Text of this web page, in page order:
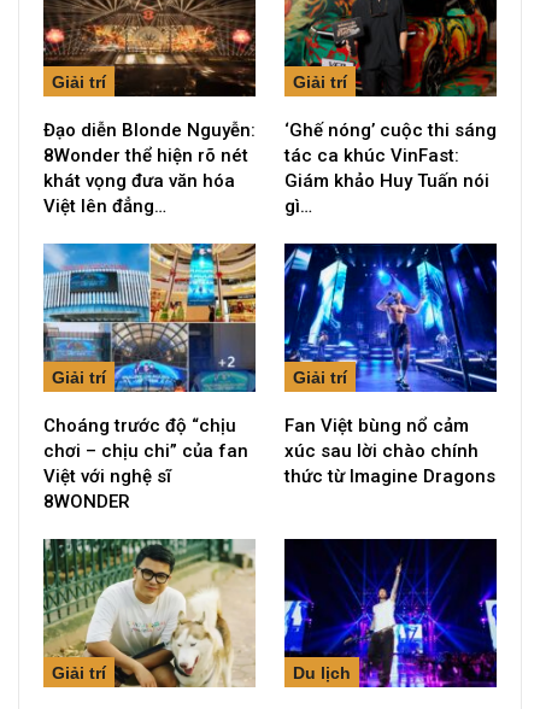
Giải trí
Đạo diễn Blonde Nguyễn:
8Wonder thể hiện rõ nét
khát vọng đưa văn hóa
Việt lên đẳng…
Giải trí
‘Ghế nóng’ cuộc thi sáng
tác ca khúc VinFast:
Giám khảo Huy Tuấn nói
gì…
Giải trí
Choáng trước độ “chịu
chơi – chịu chi” của fan
Việt với nghệ sĩ
8WONDER
Giải trí
Fan Việt bùng nổ cảm
xúc sau lời chào chính
thức từ Imagine Dragons
Giải trí Du lịch